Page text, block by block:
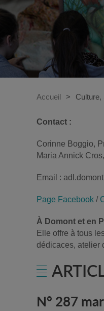
Accueil Culture,
Contact :
Corinne Boggio,
Maria Annick
Email :
Page Facebook /
À Domont et en
Elle offre à tous
dédicaces, atelier
N° 287